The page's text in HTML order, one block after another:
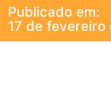
Publicado em:
17 de fevereiro